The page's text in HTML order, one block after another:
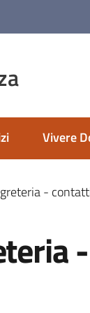
Vivere
-